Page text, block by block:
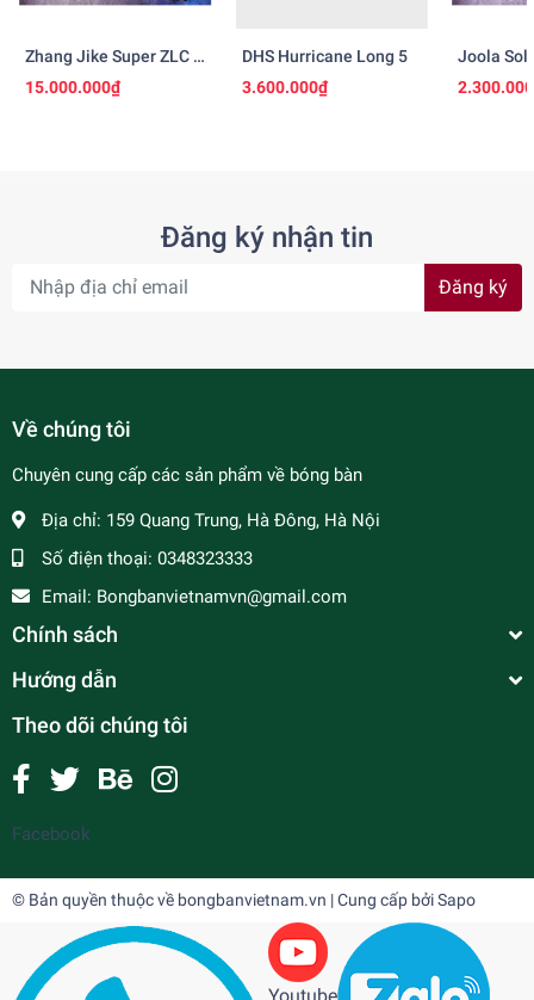
Zhang Jike Super ZLC -
Ngừng Sản Xuất
15.000.000₫
DHS Hurricane Long 5
3.600.000₫
Joola
Đăng ký nhận tin
Đăng ký
Về chúng tôi
Chuyên cung cấp các sản phẩm về bóng bàn
Địa chỉ: 159 Quang Trung, Hà Đông, Hà Nội
Số điện thoại: 0348323333
Email: Bongbanvietnamvn@gmail.com
Chính sách
Hướng dẫn
Theo dõi chúng tôi
Facebook
© Bản quyền thuộc về bongbanvietnam.vn | Cung cấp bởiSapo